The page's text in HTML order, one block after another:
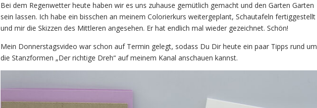
Bei dem Regenwetter heute haben wir es uns zuhause gemütlich gemacht und den Garten Garten
sein lassen. Ich habe ein bisschen an meinem Colorierkurs weitergeplant, Schautafeln fertiggestellt
und mir die Skizzen des Mittleren angesehen. Er hat endlich mal wieder gezeichnet. Schön!
Mein Donnerstagsvideo war schon auf Termin gelegt, sodass Du Dir heute ein paar Tipps rund um
die Stanzformen „Der richtige Dreh“ auf meinem Kanal anschauen kannst.